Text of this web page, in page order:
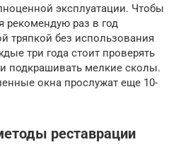
эксплуатации. Чтобы
рекомендую раз в год
тряпкой без использования
три года стоит проверять
подкрашивать мелкие сколы.
окна прослужат еще 10-
реставрации